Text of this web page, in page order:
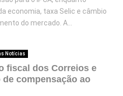
economia, taxa Selic e câmbio
do mercado. A...
Notícias
fiscal dos Correios e
compensação ao